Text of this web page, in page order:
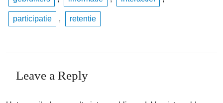
participatie , retentie
Leave a Reply